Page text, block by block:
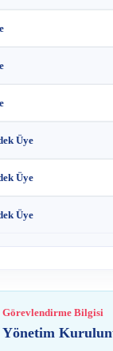
Üye
Üye
Üye
Görevlendirme Bilgisi
Yönetim